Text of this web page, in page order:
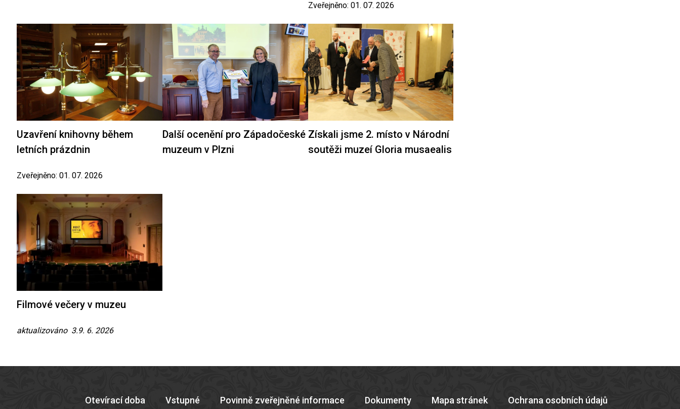
Zveřejněno: 01. 07. 2026
Uzavření knihovny během
letních prázdnin
Zveřejněno: 01. 07. 2026
Další ocenění pro Západočeské
muzeum v Plzni
Získali jsme 2. místo v Národní
soutěži muzeí Gloria musaealis
Filmové večery v muzeu
aktualizováno 3.9. 6. 2026
Otevírací doba Vstupné Povinně zveřejněné informace Dokumenty Mapa stránek Ochrana osobních údajů